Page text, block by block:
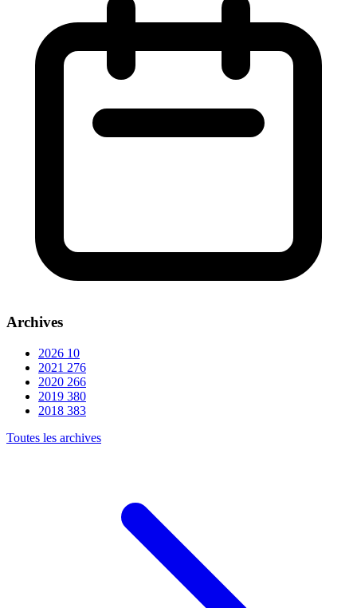
Archives
2026 10
2021 276
2020 266
2019 380
2018 383
Toutes les archives